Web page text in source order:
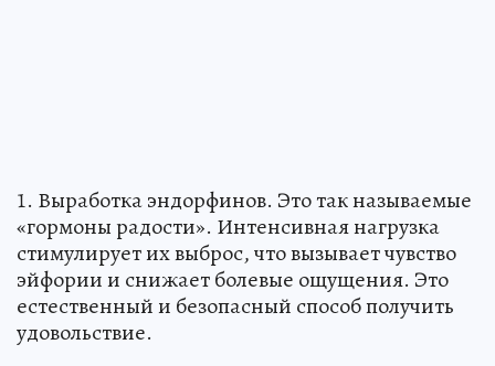
1. Выработка эндорфинов. Это так называемые
«гормоны радости». Интенсивная нагрузка
стимулирует их выброс, что вызывает чувство
эйфории и снижает болевые ощущения. Это
естественный и безопасный способ получить
удовольствие.